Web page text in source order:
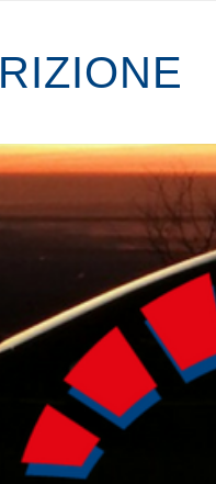
RIZIONE